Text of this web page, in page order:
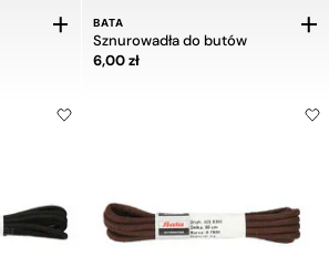
BATA
Sznurowadła do butów
Cena 6,00 zł
6,00 zł